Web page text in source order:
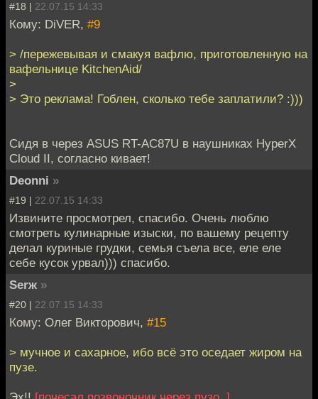
#18 | 22.07.15 14:33
Кому: DiVER, #9
> /пережевывая и смакуя вафлю, приготовленную на
вафельнице KitchenAid/
>
> Это реклама! Гоблен, сколько тебе заплатили? :)))
Сидя в через ASUS RT-AC87U в наушниках HyperX
Cloud II, согласно кивает!
Deonni »
#19 | 22.07.15 14:33
Извините просмотрел, спасибо. Очень люблю
смотреть кулинарные изыски, по вашему рецепту
делал куриные грудки, семья съела все, еле еле
себе кусок урвал))) спасибо.
Serж »
#20 | 22.07.15 14:33
Кому: Олег Викторович, #15
> мучное и сахарное, ибо всё это оседает жиром на
пузе.